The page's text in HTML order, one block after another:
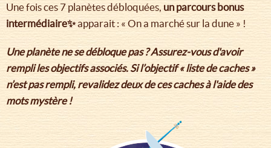
Une fois ces 7 planètes débloquées, un parcours bonus
intermédiaire✨apparait : « On a marché sur la dune » !
Une planète ne se débloque pas ? Assurez-vous d'avoir
rempli les objectifs associés. Si l’objectif « liste de caches »
n’est pas rempli, revalidez deux de ces caches à l'aide des
mots mystère !